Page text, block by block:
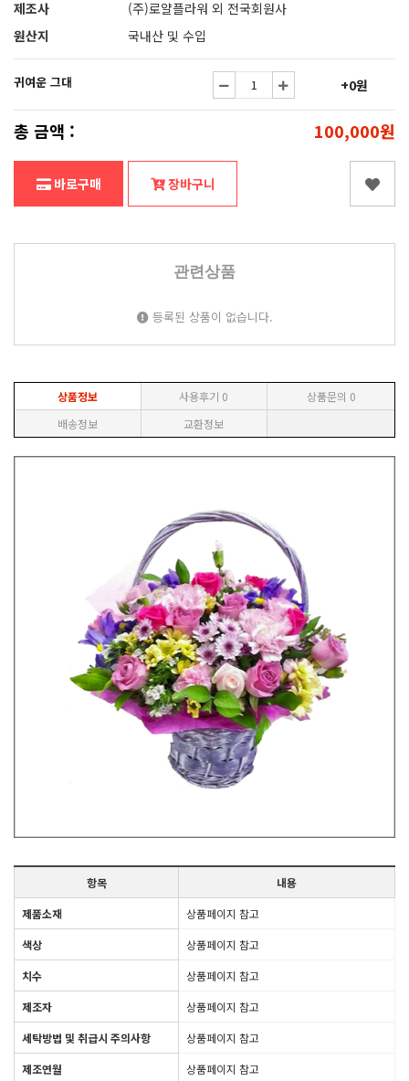
제조사
(주)로얄플라워 외 전국회원사
원산지
국내산 및 수입
귀여운 그대 +0원
총 금액 : 100,000원
바로구매 장바구니
관련상품
등록된 상품이 없습니다.
상품정보 사용후기 0 상품문의 0
배송정보
교환정보
항목
내용
제품소재
상품페이지 참고
색상
상품페이지 참고
치수
상품페이지 참고
제조자
상품페이지 참고
세탁방법 및 취급시 주의사항
상품페이지 참고
제조연월
상품페이지 참고